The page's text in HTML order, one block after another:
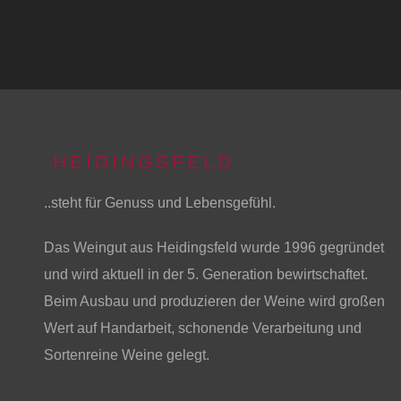
HEIDINGSFELD
..steht für Genuss und Lebensgefühl.
Das Weingut aus Heidingsfeld wurde 1996 gegründet
und wird aktuell in der 5. Generation bewirtschaftet.
Beim Ausbau und produzieren der Weine wird großen
Wert auf Handarbeit, schonende Verarbeitung und
Sortenreine Weine gelegt.